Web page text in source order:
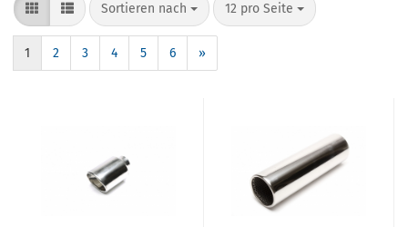
Sortieren nach 12 pro Seite
1 2 3 4 5 6 »